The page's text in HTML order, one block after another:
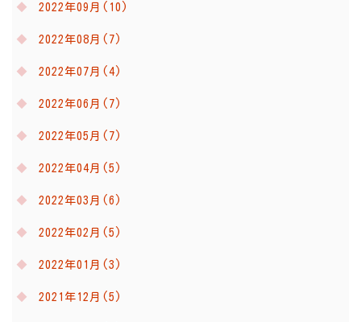
2022年09月(10)
2022年08月(7)
2022年07月(4)
2022年06月(7)
2022年05月(7)
2022年04月(5)
2022年03月(6)
2022年02月(5)
2022年01月(3)
2021年12月(5)